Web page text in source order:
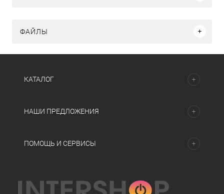
ФАЙЛЫ
КАТАЛОГ
НАШИ ПРЕДЛОЖЕНИЯ
ПОМОЩЬ И СЕРВИСЫ